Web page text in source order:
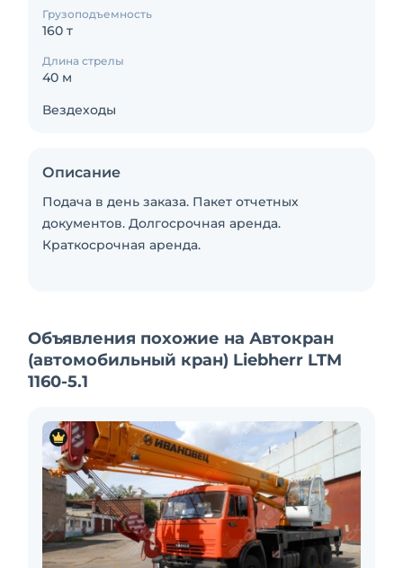
Грузоподъемность
160 т
Длина стрелы
40 м
Вездеходы
Описание
Подача в день заказа. Пакет отчетных
документов. Долгосрочная аренда.
Краткосрочная аренда.
Объявления похожие на Автокран
(автомобильный кран) Liebherr LTM
1160-5.1